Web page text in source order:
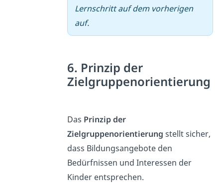
Lernschritt auf dem vorherigen
auf.
6. Prinzip der
Zielgruppenorientierung
Das Prinzip der
Zielgruppenorientierung stellt sicher,
dass Bildungsangebote den
Bedürfnissen und Interessen der
Kinder entsprechen.